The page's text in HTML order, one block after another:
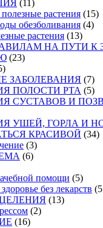
(11)
растения (15)
обезболивания (4)
растения (13)
НА ПУТИ К
(23)
ЗАБОЛЕВАНИЯ (7)
ПОЛОСТИ РТА (5)
СУСТАВОВ И
УШЕЙ, ГОРЛА И
КРАСИВОЙ (34)
(3)
(6)
помощи (5)
без лекарств
(13)
(2)
(16)